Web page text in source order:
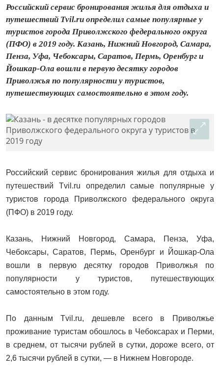
Российский сервис бронирования жилья для отдыха и
путешествий Tvil.ru определил самые популярные у
туристов города Приволжского федерального округа
(ПФО) в 2019 году. Казань, Нижний Новгород, Самара,
Пенза, Уфа, Чебоксары, Саратов, Пермь, Оренбург и
Йошкар-Ола вошли в первую десятку городов
Приволжья по популярности у туристов,
путешествующих самостоятельно в этом году.
Российский сервис бронирования жилья для отдыха и
путешествий Tvil.ru определил самые популярные у
туристов города Приволжского федерального округа
(ПФО) в 2019 году.
Казань, Нижний Новгород, Самара, Пенза, Уфа,
Чебоксары, Саратов, Пермь, Оренбург и Йошкар-Ола
вошли в первую десятку городов Приволжья по
популярности у туристов, путешествующих
самостоятельно в этом году.
По данным Tvil.ru, дешевле всего в Приволжье
проживание туристам обошлось в Чебоксарах и Перми,
в среднем, от тысячи рублей в сутки, дороже всего, от
2,6 тысячи рублей в сутки, — в Нижнем Новгороде.